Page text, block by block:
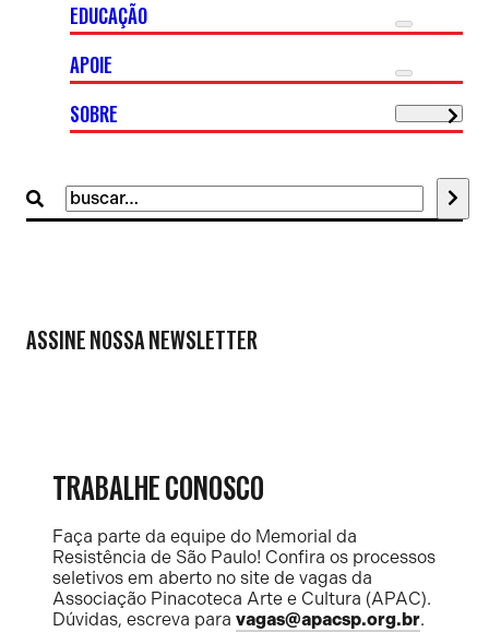
Buscar
por:
EDUCAÇÃO
APOIE
SOBRE
ASSINE NOSSA NEWSLETTER
TRABALHE CONOSCO
Faça parte da equipe do Memorial da
Resistência de São Paulo! Confira os processos
seletivos em aberto no site de vagas da
Associação Pinacoteca Arte e Cultura (APAC).
Dúvidas, escreva para vagas@apacsp.org.br.